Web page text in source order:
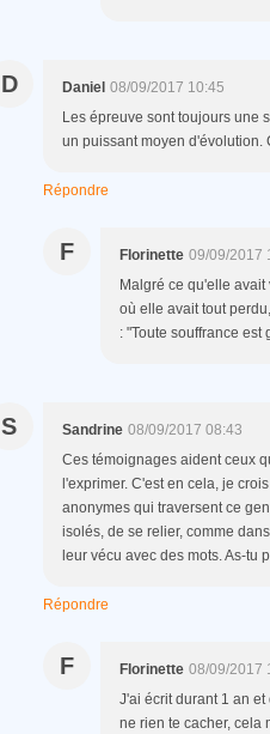
D Daniel 08/09/2017 10:45
Les épreuve sont toujours une
un puissant moyen d'évolution.
Répondre
F Florinette 09/09/2017
Malgré ce qu'elle
où elle avait tout
: "Toute souffrance
S Sandrine 08/09/2017 08:43
Ces témoignages aident ceux
l'exprimer. C'est en cela, je
anonymes qui traversent ce
isolés, de se relier, comme
leur vécu avec des mots. As-tu
Répondre
F Florinette 08/09/2017
J'ai écrit durant 1 an
ne rien te cacher, cela